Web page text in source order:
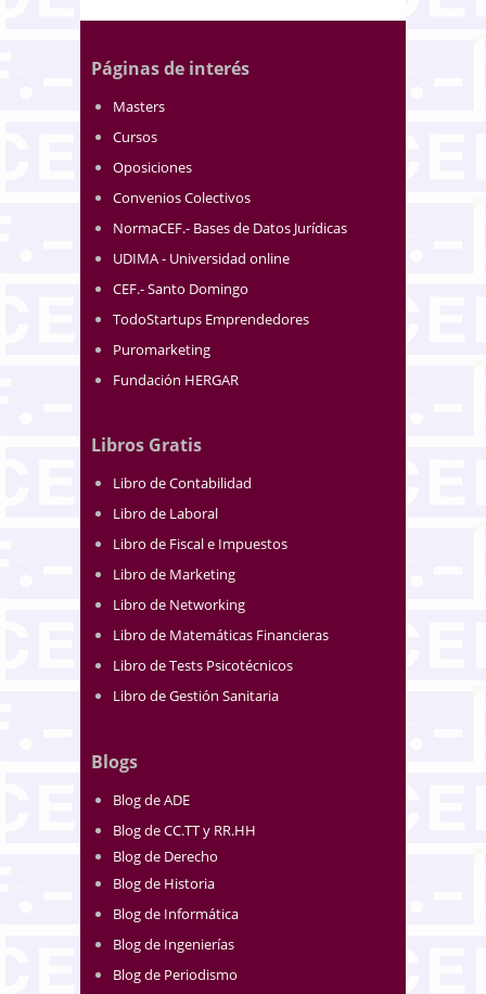
Páginas de interés
Masters
Cursos
Oposiciones
Convenios Colectivos
NormaCEF.- Bases de Datos Jurídicas
UDIMA - Universidad online
CEF.- Santo Domingo
TodoStartups Emprendedores
Puromarketing
Fundación HERGAR
Libros Gratis
Libro de Contabilidad
Libro de Laboral
Libro de Fiscal e Impuestos
Libro de Marketing
Libro de Networking
Libro de Matemáticas Financieras
Libro de Tests Psicotécnicos
Libro de Gestión Sanitaria
Blogs
Blog de ADE
Blog de CC.TT y RR.HH
Blog de Derecho
Blog de Historia
Blog de Informática
Blog de Ingenierías
Blog de Periodismo